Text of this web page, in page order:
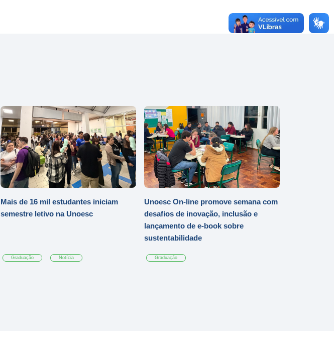
Mais de 16 mil estudantes iniciam
semestre letivo na Unoesc
Graduação Notícia
Unoesc On-line promove semana com
desafios de inovação, inclusão e
lançamento de e-book sobre
sustentabilidade
Graduação